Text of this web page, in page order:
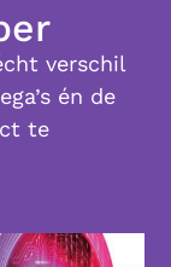
verschil
én de
te